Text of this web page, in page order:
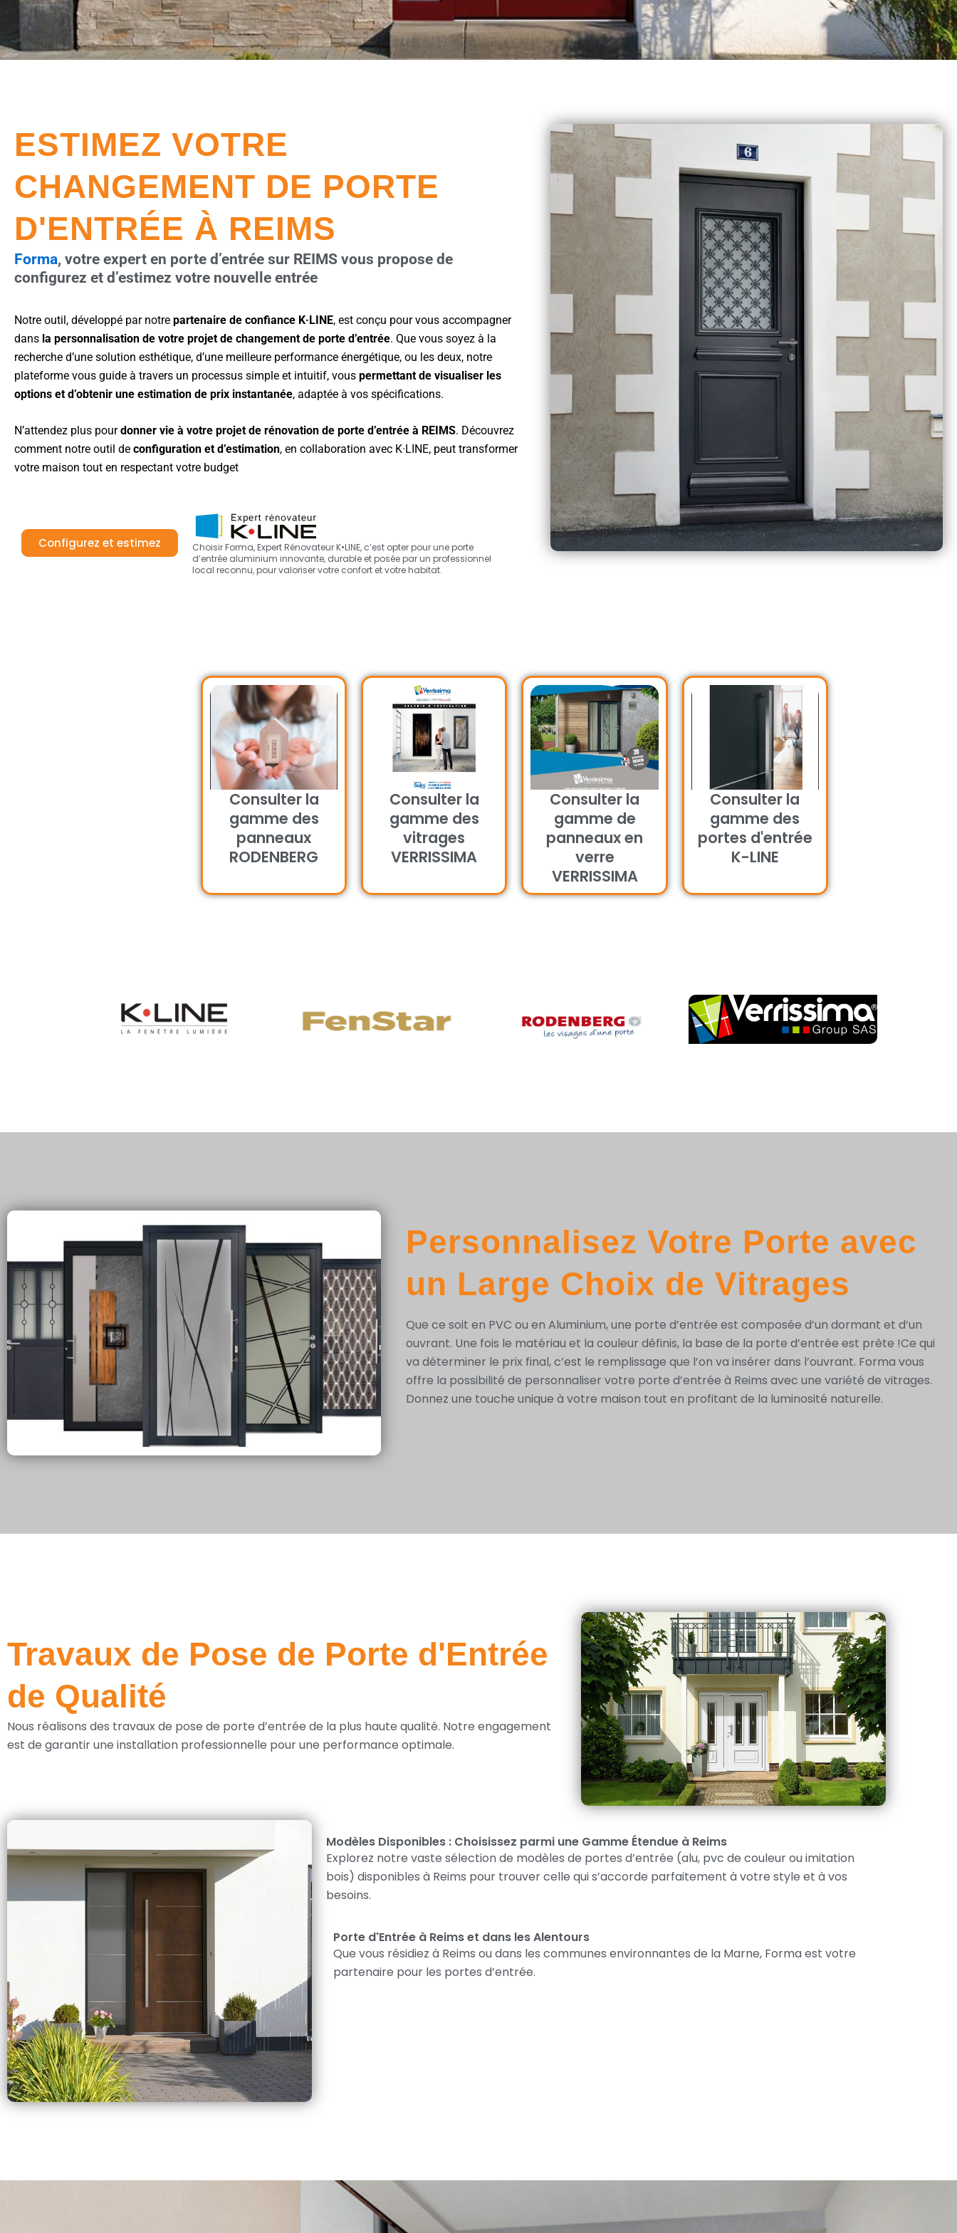
ESTIMEZ VOTRE
CHANGEMENT DE PORTE
D'ENTRÉE À REIMS
Forma, votre expert en porte d’entrée sur REIMS vous propose de
configurez et d’estimez votre nouvelle entrée
Notre outil, développé par notre partenaire de confiance K·LINE, est conçu pour vous accompagner
dans la personnalisation de votre projet de changement de porte d’entrée. Que vous soyez à la
recherche d’une solution esthétique, d’une meilleure performance énergétique, ou les deux, notre
plateforme vous guide à travers un processus simple et intuitif, vous permettant de visualiser les
options et d’obtenir une estimation de prix instantanée, adaptée à vos spécifications.
N’attendez plus pourdonner vie à votre projet de rénovation de porte d’entrée à REIMS. Découvrez
comment notre outil de configuration et d’estimation, en collaboration avec K·LINE, peut transformer
votre maison tout en respectant votre budget
Configurez et estimez
Choisir Forma, Expert Rénovateur K•LINE, c’est opter pour une porte
d’entrée aluminium innovante, durable et posée par un professionnel
local reconnu, pour valoriser votre confort et votre habitat.
Consulter la
gamme des
panneaux
RODENBERG
Consulter la
gamme des
vitrages
VERRISSIMA
Consulter la
gamme de
panneaux en
verre
VERRISSIMA
Consulter la
gamme des
portes d'entrée
K-LINE
Personnalisez Votre Porte avec
un Large Choix de Vitrages
Que ce soit en PVC ou en Aluminium, une porte d’entrée est composée d’un dormant et d’un
ouvrant. Une fois le matériau et la couleur définis, la base de la porte d’entrée est prête !Ce qui
va déterminer le prix final, c’est le remplissage que l’on va insérer dans l’ouvrant. Forma vous
offre la possibilité de personnaliser votre porte d’entrée à Reims avec une variété de vitrages.
Donnez une touche unique à votre maison tout en profitant de la luminosité naturelle.
Travaux de Pose de Porte d'Entrée
de Qualité
Nous réalisons des travaux de pose de porte d’entrée de la plus haute qualité. Notre engagement
est de garantir une installation professionnelle pour une performance optimale.
Modèles Disponibles : Choisissez parmi une Gamme Étendue à Reims
Explorez notre vaste sélection de modèles de portes d’entrée (alu, pvc de couleur ou imitation
bois) disponibles à Reims pour trouver celle qui s’accorde parfaitement à votre style et à vos
besoins.
Porte d'Entrée à Reims et dans les Alentours
Que vous résidiez à Reims ou dans les communes environnantes de la Marne, Forma est votre
partenaire pour les portes d’entrée.